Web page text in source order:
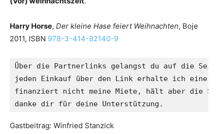
Harry Horse, Der kleine Hase feiert Weihnachten, Boje
2011, ISBN 978-3-414-82140-9
Über die Partnerlinks gelangst du auf die
jeden Einkauf über den Link erhalte ich eine
finanziert nicht meine Miete, hält aber die
danke dir für deine Unterstützung.
Gastbeitrag: Winfried Stanzick